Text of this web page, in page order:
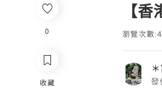
0
收藏
【
瀏覽次數
發